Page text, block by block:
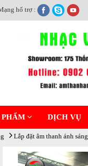
hổ trợ :
PHẨM DỊCH VỤ
Lắp đặt âm thanh ánh sáng